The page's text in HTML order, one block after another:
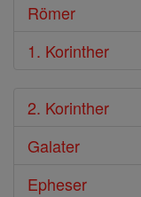
Römer
1. Korinther
2. Korinther
Galater
Epheser